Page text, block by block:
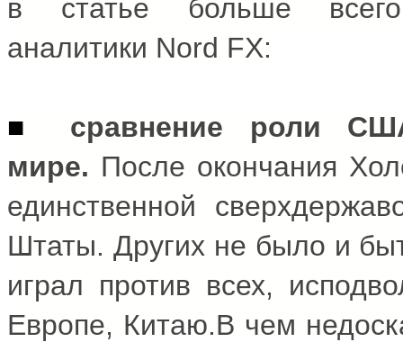
в статье больше
аналитики Nord FX:
■ сравнение роли
мире. После окончания
единственной
Штаты. Других не было и
играл против всех,
Европе, Китаю.В чем